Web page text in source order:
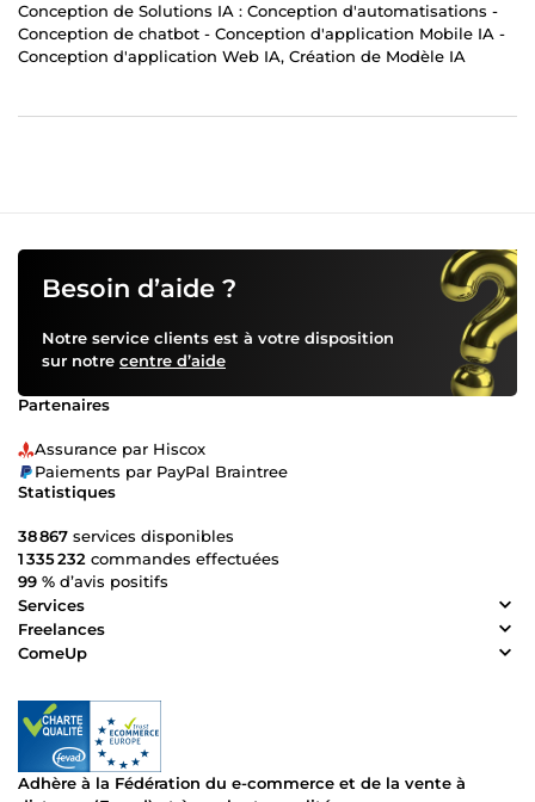
Conception de Solutions IA : Conception d'automatisations -
Conception de chatbot - Conception d'application Mobile IA -
Conception d'application Web IA, Création de Modèle IA
Besoin d’aide ?
Notre service clients est à votre disposition
sur notre centre d’aide
Partenaires
Assurance par Hiscox
Paiements par PayPal Braintree
Statistiques
38 867 services disponibles
1 335 232 commandes effectuées
99 % d’avis positifs
Services
Freelances
ComeUp
Adhère à la Fédération du e-commerce et de la vente à